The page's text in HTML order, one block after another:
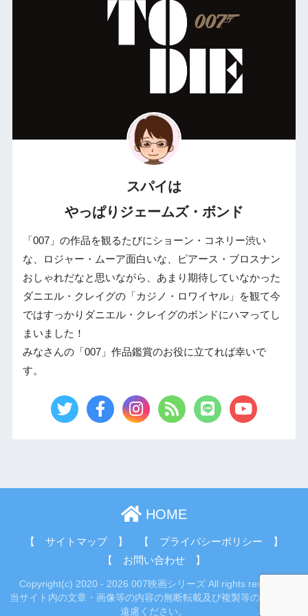
スパイは
やっぱりジェームズ・ボンド
「007」の作品を観るたびにショーン・コネリー渋い
な、ロジャー・ムーア面白いな、ピアース・ブロスナン
おしゃれだなと思いながら、あまり期待していなかった
ダニエル・クレイグの「カジノ・ロワイヤル」を観て今
ではすっかりダニエル・クレイグのボンドにハマってし
まいました！
みなさんの「007」作品鑑賞のお役に立てれば幸いで
す。
HOME
【 サイトマップ 】
【 プライバシーポリシー 】
【 お問い合わせ 】
Copyright(c) 2020 - 2026 007映画シリーズ All rights reserved.
当サイト内の文章・画像等の内容の無断転載及び複製等の行為はご
遠慮ください。